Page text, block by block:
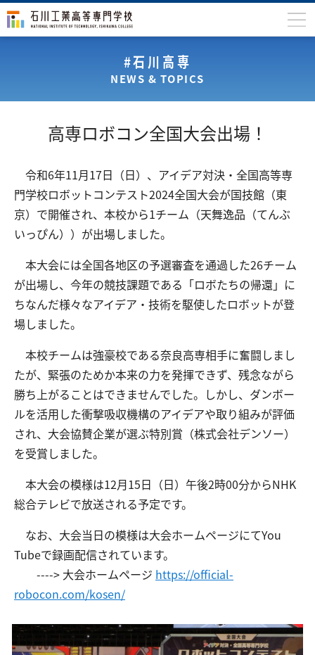
入学案内
学生生活
国際交流
研究・産学連携
中学生の方 在学生の方
保護者の方 卒業生の方 地域・企業の方
交通アクセス お問い合わせ
#石川高専
NEWS & TOPICS
高専ロボコン全国大会出場！
令和6年11月17日（日）、アイデア対決・全国高等専
門学校ロボットコンテスト2024全国大会が国技館（東
京）で開催され、本校から1チーム（天舞逸品（てんぶ
いっぴん））が出場しました。
本大会には全国各地区の予選審査を通過した26チーム
が出場し、今年の競技課題である「ロボたちの帰還」に
ちなんだ様々なアイデア・技術を駆使したロボットが登
場しました。
本校チームは強豪校である奈良高専相手に奮闘しまし
たが、緊張のためか本来の力を発揮できず、残念ながら
勝ち上がることはできませんでした。しかし、ダンボー
ルを活用した衝撃吸収機構のアイデアや取り組みが評価
され、大会協賛企業が選ぶ特別賞（株式会社デンソー）
を受賞しました。
本大会の模様は12月15日（日）午後2時00分からNHK
総合テレビで放送される予定です。
なお、大会当日の模様は大会ホームページにてYou
Tubeで録画配信されています。
----> 大会ホームページ https://official-
robocon.com/kosen/